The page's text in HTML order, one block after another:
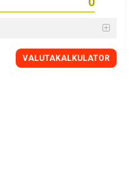
VALUTAKALKULATOR